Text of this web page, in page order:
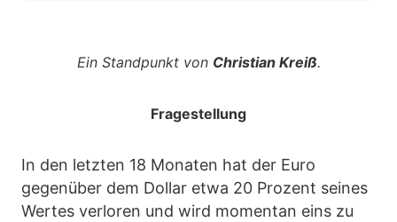
Ein Standpunkt von Christian Kreiß.
Fragestellung
In den letzten 18 Monaten hat der Euro
gegenüber dem Dollar etwa 20 Prozent seines
Wertes verloren und wird momentan eins zu